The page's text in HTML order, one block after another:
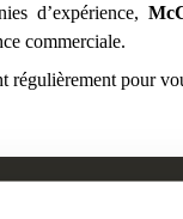
d’expérience,
commerciale.​
régulièrement pour